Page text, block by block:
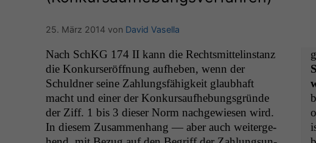
25. März 2014 von David Vasella
Nach SchKG 174 IIkann die Rechtsmit­telin­stanz
die Konkurs­eröff­nung aufheben, wenn der
Schuld­ner seine Zahlungs­fähigkeit glaub­haft
macht und ein­er der Konkur­saufhe­bungs­gründe
der Ziff. 1 bis 3 dieser Norm nachgewiesen wird.
In diesem Zusam­men­hang — aber auch weit­erge­